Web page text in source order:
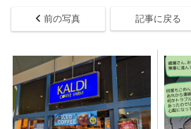
前の写真 記事に戻る